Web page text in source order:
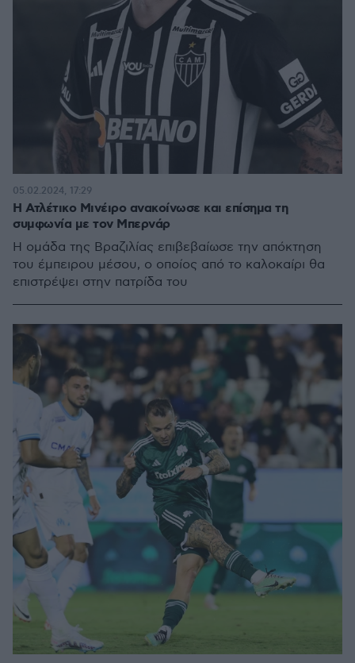
Η Ατλέτικο Μινέιρο ανακοίνωσε και επίσημα τη
συμφωνία με τον Μπερνάρ
Η ομάδα της Βραζιλίας επιβεβαίωσε την απόκτηση
του έμπειρου μέσου, ο οποίος από το καλοκαίρι θα
επιστρέψει στην πατρίδα του
05.02.2024, 17:29